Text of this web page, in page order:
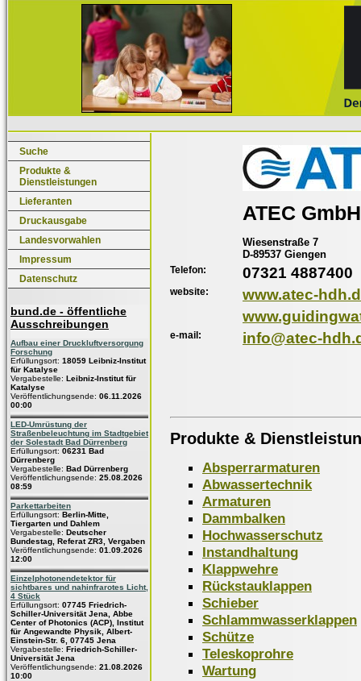
Suche
Produkte &
Dienstleistungen
Lieferanten
Druckausgabe
Landesvorwahlen
Impressum
Datenschutz
bund.de - öffentliche
Ausschreibungen
Aufbau einer Druckluftversorgung
Forschung
Erfüllungsort: 18059 Leibniz-Institut
für Katalyse
Vergabestelle: Leibniz-Institut für
Katalyse
Veröffentlichungsende: 06.11.2026
00:00
LED-Umrüstung der
Straßenbeleuchtung im Stadtgebiet
der Solestadt Bad Dürrenberg
Erfüllungsort: 06231 Bad
Dürrenberg
Vergabestelle: Bad Dürrenberg
Veröffentlichungsende: 25.08.2026
08:59
Parkettarbeiten
Erfüllungsort: Berlin-Mitte,
Tiergarten und Dahlem
Vergabestelle: Deutscher
Bundestag, Referat ZR3, Vergaben
Veröffentlichungsende: 01.09.2026
12:00
Einzelphotonendetektor für
sichtbares und nahinfrarotes Licht,
4 Stück
Erfüllungsort: 07745 Friedrich-
Schiller-Universität Jena, Abbe
Center of Photonics (ACP), Institut
für Angewandte Physik, Albert-
Einstein-Str. 6, 07745 Jena
Vergabestelle: Friedrich-Schiller-
Universität Jena
Veröffentlichungsende: 21.08.2026
10:00
ATEC GmbH
Wiesenstraße 7
D-89537 Giengen
Telefon: 07321 4887400
website:
www.atec-
e-mail: info@atec-
Produkte &
Absperrarmaturen
Abwassertechnik
Armaturen
Dammbalken
Hochwasserschutz
Instandhaltung
Klappwehre
Rückstauklappen
Schieber
Schlammwasserklappen
Schütze
Teleskoprohre
Wartung